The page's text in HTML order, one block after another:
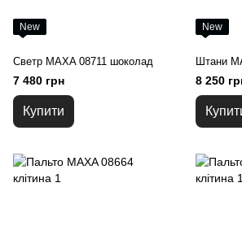
New
Светр MAXA 08711 шоколад
7 480 грн
Купити
New
Штани
8 250